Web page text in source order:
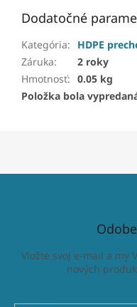
Dodatočné
Kategória:
HDPE
Záruka:
2 roky
Hmotnosť: 0.05 kg
Položka bola
Vložte svoj e-mail a my
nových